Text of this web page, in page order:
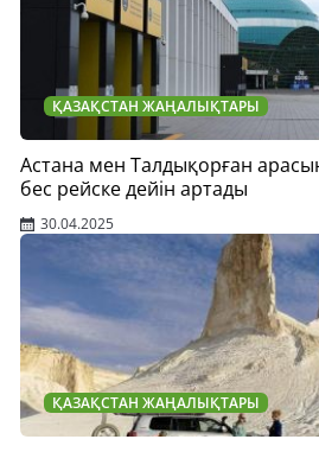
ҚАЗАҚСТАН ЖАҢАЛЫҚТАРЫ
Астана мен Талдықорған
бес рейске дейін артады
30.04.2025
ҚАЗАҚСТАН ЖАҢАЛЫҚТАРЫ